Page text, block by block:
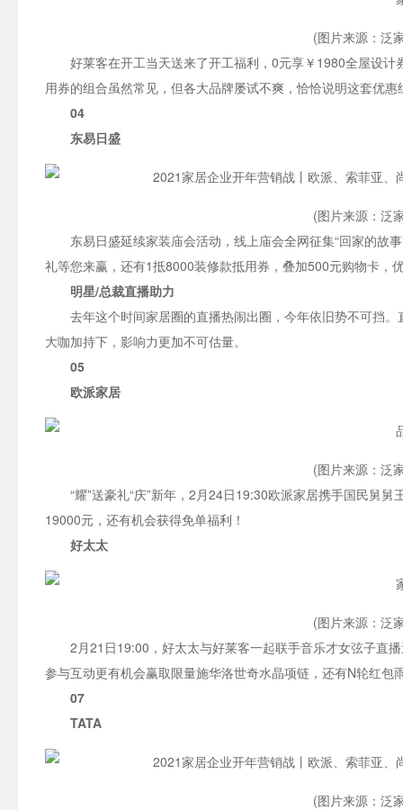
(图片来源：泛
好莱客在开工当天送来了开工福利，0元享￥1980全屋设
用券的组合虽然常见，但各大品牌屡试不爽，恰恰说明这套优惠
04
东易日盛
(图片来源：泛
东易日盛延续家装庙会活动，线上庙会全网征集“回家的故
礼等您来赢，还有1抵8000装修款抵用券，叠加500元购物卡，
明星/总裁直播助力
去年这个时间家居圈的直播热闹出圈，今年依旧势不可挡
大咖加持下，影响力更加不可估量。
05
欧派家居
(图片来源：泛
“耀”送豪礼“庆”新年，2月24日19:30欧派家居携手国民舅
19000元，还有机会获得免单福利！
好太太
(图片来源：泛
2月21日19:00，好太太与好莱客一起联手音乐才女弦子直
参与互动更有机会赢取限量施华洛世奇水晶项链，还有N轮红包
07
TATA
(图片来源：泛